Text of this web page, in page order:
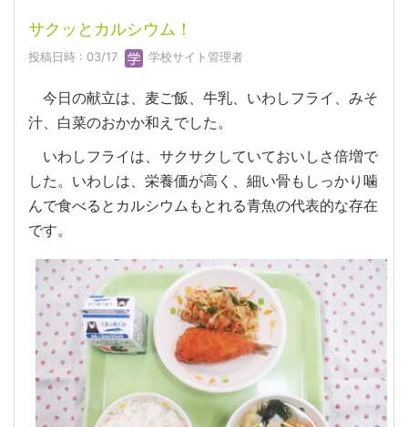
サクッとカルシウム！
投稿日時 : 03/17 学校サイト管理者
今日の献立は、麦ご飯、牛乳、いわしフライ、みそ
汁、白菜のおかか和えでした。
いわしフライは、サクサクしていておいしさ倍増で
した。いわしは、栄養価が高く、細い骨もしっかり噛
んで食べるとカルシウムもとれる青魚の代表的な存在
です。